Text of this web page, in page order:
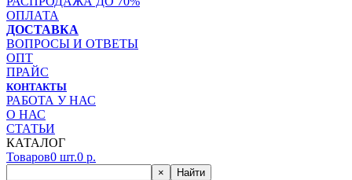
ОПЛАТА
ДОСТАВКА
ВОПРОСЫ И ОТВЕТЫ
ОПТ
ПРАЙС
КОНТАКТЫ
РАБОТА У НАС
О НАС
СТАТЬИ
КАТАЛОГ
Товаров0 шт.0 р.
× Найти